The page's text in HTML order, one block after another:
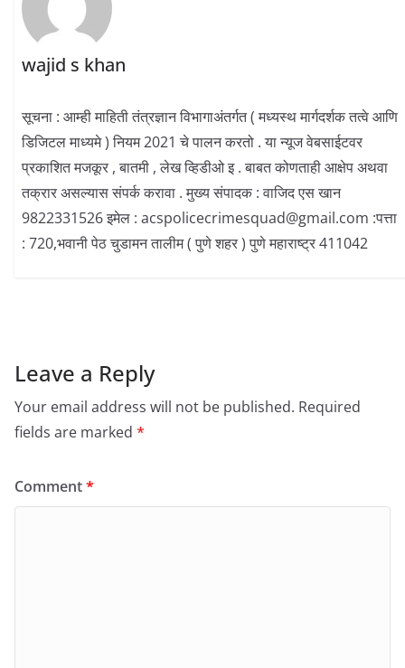
wajid s khan
सूचना : आम्ही माहिती तंत्रज्ञान विभागाअंतर्गत ( मध्यस्थ मार्गदर्शक तत्वे आणि
डिजिटल माध्यमे ) नियम 2021 चे पालन करतो . या न्यूज वेबसाईटवर
प्रकाशित मजकूर , बातमी , लेख व्हिडीओ इ . बाबत कोणताही आक्षेप अथवा
तक्रार असल्यास संपर्क करावा . मुख्य संपादक : वाजिद एस खान
9822331526 इमेल : acspolicecrimesquad@gmail.com :पत्ता
: 720,भवानी पेठ चुडामन तालीम ( पुणे शहर ) पुणे महाराष्ट्र 411042
Leave a Reply
Your email address will not be published. Required
fields are marked *
Comment*